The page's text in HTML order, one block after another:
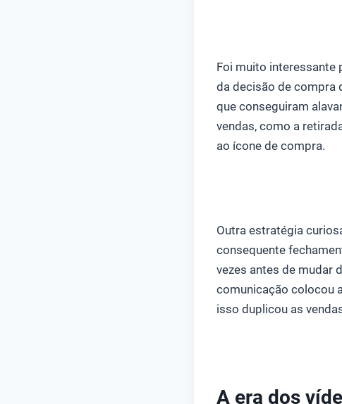
Foi muito interessante
da decisão de compra
que conseguiram
vendas, como a
ao ícone de compra.
Outra estratégia
consequente
vezes antes de mudar
comunicação colocou
isso duplicou as
A era dos